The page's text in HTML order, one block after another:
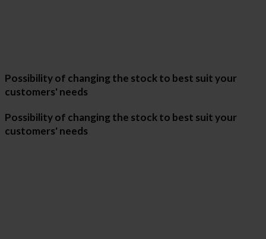
Possibility of changing the stock to best suit your
customers' needs
Possibility of changing the stock to best suit your
customers' needs